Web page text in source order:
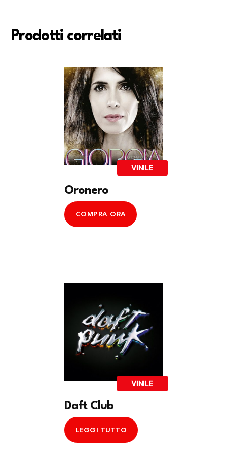
Prodotti correlati
VINILE
Oronero
COMPRA ORA
VINILE
Daft Club
LEGGI TUTTO